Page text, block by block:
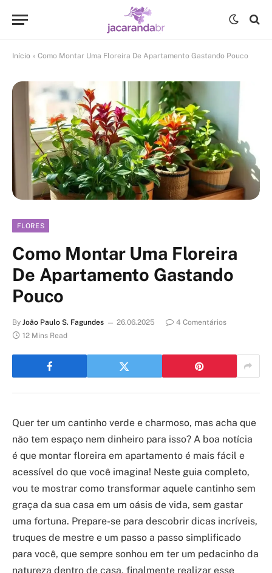
Início » Como Montar Uma Floreira De Apartamento Gastando Pouco
FLORES
Como Montar Uma Floreira
De Apartamento Gastando
Pouco
By João Paulo S. Fagundes 26.06.2025
4 Comentários
12 Mins Read
Quer ter um cantinho verde e charmoso, mas acha que
não tem espaço nem dinheiro para isso? A boa notícia
é que montar floreira em apartamento é mais fácil e
acessível do que você imagina! Neste guia completo,
vou te mostrar como transformar aquele cantinho sem
graça da sua casa em um oásis de vida, sem gastar
uma fortuna. Prepare-se para descobrir dicas incríveis,
truques de mestre e um passo a passo simplificado
para você, que sempre sonhou em ter um pedacinho da
natureza dentro de casa, finalmente realizar esse